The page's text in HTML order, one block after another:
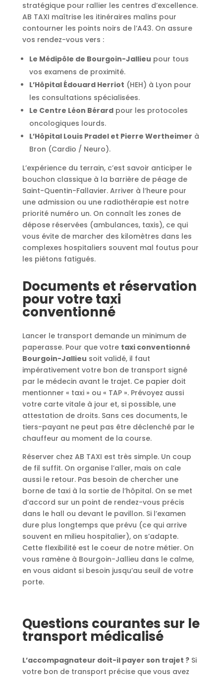
stratégique pour rallier les centres d’excellence.
AB TAXI maîtrise les itinéraires malins pour
contourner les points noirs de l’A43. On assure
vos rendez-vous vers :
Le Médipôle de Bourgoin-Jallieu pour tous
vos examens de proximité.
L’Hôpital Édouard Herriot (HEH) à Lyon pour
les consultations spécialisées.
Le Centre Léon Bérardpour les protocoles
oncologiques lourds.
L’Hôpital Louis Pradel et Pierre Wertheimer à
Bron (Cardio / Neuro).
L’expérience du terrain, c’est savoir anticiper le
bouchon classique à la barrière de péage de
Saint-Quentin-Fallavier. Arriver à l’heure pour
une admission ou une radiothérapie est notre
priorité numéro un. On connaît les zones de
dépose réservées (ambulances, taxis), ce qui
vous évite de marcher des kilomètres dans les
complexes hospitaliers souvent mal foutus pour
les piétons fatigués.
Documents et réservation
pour votre taxi
conventionné
Lancer le transport demande un minimum de
paperasse. Pour que votre taxi conventionné
Bourgoin-Jallieu soit validé, il faut
impérativement votre bon de transport signé
par le médecin avant le trajet. Ce papier doit
mentionner « taxi » ou « TAP ». Prévoyez aussi
votre carte vitale à jour et, si possible, une
attestation de droits. Sans ces documents, le
tiers-payant ne peut pas être déclenché par le
chauffeur au moment de la course.
Réserver chez AB TAXI est très simple. Un coup
de fil suffit. On organise l’aller, mais on cale
aussi le retour. Pas besoin de chercher une
borne de taxi à la sortie de l’hôpital. On se met
d’accord sur un point de rendez-vous précis
dans le hall ou devant le pavillon. Si l’examen
dure plus longtemps que prévu (ce qui arrive
souvent en milieu hospitalier), on s’adapte.
Cette flexibilité est le coeur de notre métier. On
vous ramène à Bourgoin-Jallieu dans le calme,
en vous aidant si besoin jusqu’au seuil de votre
porte.
Questions courantes sur le
transport médicalisé
L’accompagnateur doit-il payer son trajet ?Si
votre bon de transport précise que vous avez